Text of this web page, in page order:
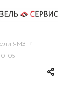
ЯМЗ
05